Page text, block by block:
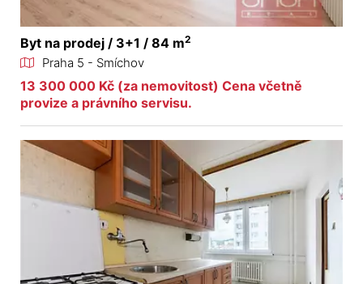
Byt na prodej / 3+1 / 84 m2
Praha 5 - Smíchov
13 300 000 Kč (za nemovitost) Cena včetně
provize a právního servisu.